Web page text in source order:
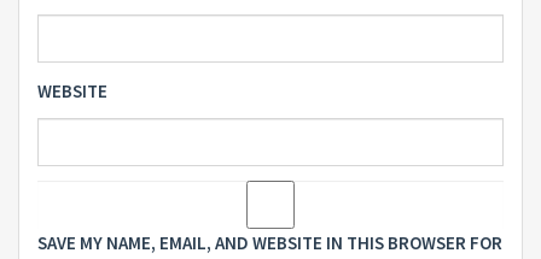
WEBSITE
SAVE MY NAME, EMAIL, AND WEBSITE IN THIS BROWSER FOR